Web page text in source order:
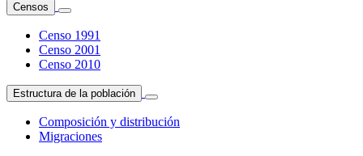
Censos
Censo 1991
Censo 2001
Censo 2010
Estructura de la población
Composición y distribución
Migraciones